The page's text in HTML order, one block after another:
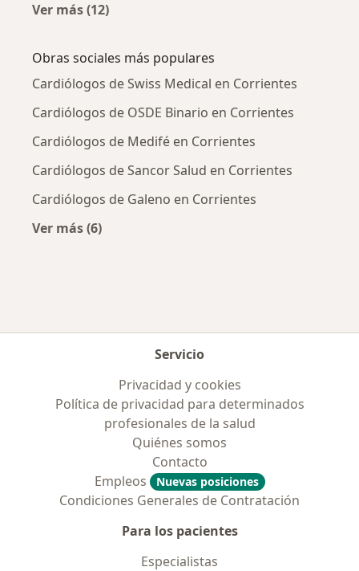
Ver más (12)
Obras sociales más populares
Cardiólogos de Swiss Medical en Corrientes
Cardiólogos de OSDE Binario en Corrientes
Cardiólogos de Medifé en Corrientes
Cardiólogos de Sancor Salud en Corrientes
Cardiólogos de Galeno en Corrientes
Ver más (6)
Servicio
Privacidad y cookies
Política de privacidad para determinados
profesionales de la salud
Quiénes somos
Contacto
Empleos
Nuevas posiciones
Condiciones Generales de Contratación
Para los pacientes
Especialistas